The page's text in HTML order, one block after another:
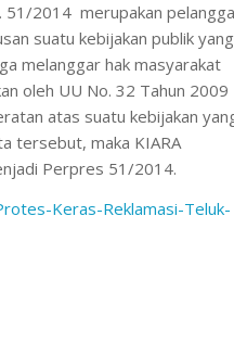
2014 merupakan
suatu kebijakan publik yang
melanggar hak masyarakat
oleh UU No. 32 Tahun 2009
atas suatu kebijakan
tersebut, maka KIARA
Perpres 51/2014.
Keras-Reklamasi-Teluk-